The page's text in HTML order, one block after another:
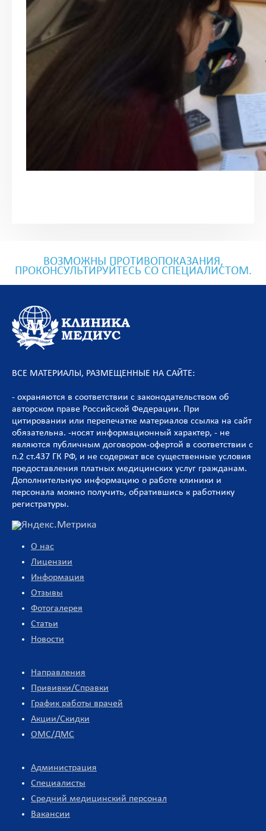
ВОЗМОЖНЫ ПРОТИВОПОКАЗАНИЯ,
ПРОКОНСУЛЬТИРУЙТЕСЬ СО СПЕЦИАЛИСТОМ.
ВСЕ МАТЕРИАЛЫ, РАЗМЕЩЕННЫЕ НА САЙТЕ:
- охраняются в соответствии с законодательством об
авторском праве Российской Федерации. При
цитировании или перепечатке материалов ссылка на сайт
обязательна. -носят информационный характер, - не
являются публичным договором-офертой в соответствии с
п.2 ст.437 ГК РФ, и не содержат все существенные условия
предоставления платных медицинских услуг гражданам.
Дополнительную информацию о работе клиники и
персонала можно получить, обратившись к работнику
регистратуры.
О нас
Лицензии
Информация
Отзывы
Фотогалерея
Статьи
Новости
Направления
Прививки/Справки
График работы врачей
Акции/Скидки
ОМС/ДМС
Администрация
Специалисты
Средний медицинский персонал
Вакансии